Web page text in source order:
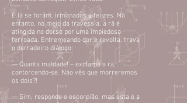
E lá se foram, irmanados e felizes. No
entanto, no meio da travessia, a rã é
atingida no dorso por uma impiedosa
ferroada. Entremeando dor e revolta, trava
o derradeiro diálogo:
— Quanta maldade! – exclama a rã,
contorcendo-se. Não vês que morreremos
os dois?!
— Sim, responde o escorpião, mas esta é a